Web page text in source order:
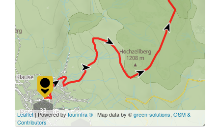
33
Leaflet | Powered bytourinfra ® | Map data by ©green-solutions, OSM &
Contributors